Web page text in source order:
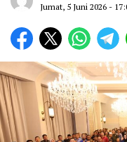
Jumat, 5 Juni 2026 -